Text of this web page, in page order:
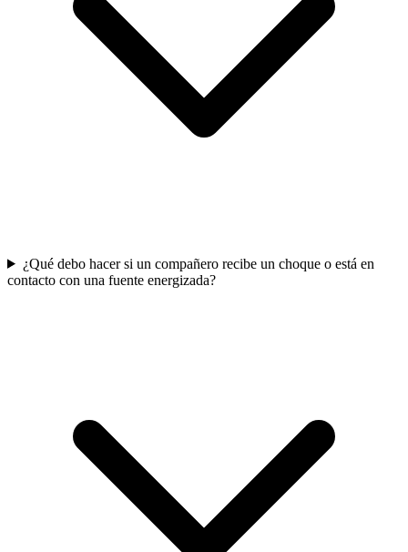
¿Qué debo hacer si un compañero recibe un choque o está en
contacto con una fuente energizada?